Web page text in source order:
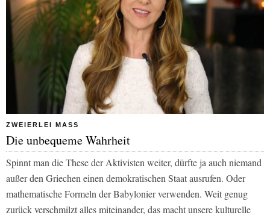
ZWEIERLEI MASS
Die unbequeme Wahrheit
Spinnt man die These der Aktivisten weiter, dürfte ja auch niemand
außer den Griechen einen demokratischen Staat ausrufen. Oder
mathematische Formeln der Babylonier verwenden. Weit genug
zurück verschmilzt alles miteinander, das macht unsere kulturelle